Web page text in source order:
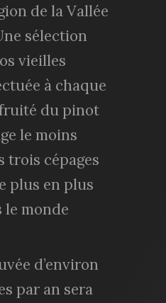
de la Vallée
sélection
vieilles
à chaque
du pinot
le moins
trois cépages
plus en plus
le monde
d’environ
par an sera